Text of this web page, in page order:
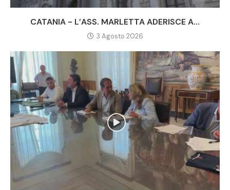
CATANIA - L’ASS. MARLETTA ADERISCE A...
3 Agosto 2026